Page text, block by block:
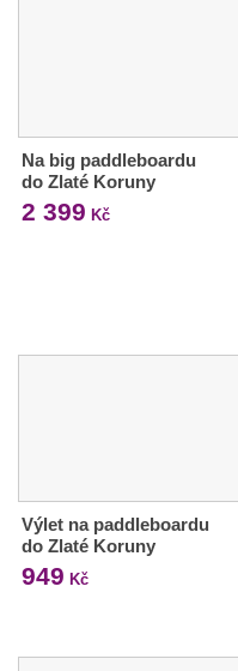
Na big paddleboardu
do Zlaté Koruny
2 399 Kč
Výlet na paddleboardu
do Zlaté Koruny
949 Kč